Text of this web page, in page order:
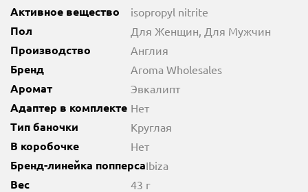
Активное вещество isopropyl nitrite
Пол Для Женщин, Для Мужчин
Производство Англия
Бренд Aroma Wholesales
Аромат Эвкалипт
Адаптер в комплекте Нет
Тип баночки Круглая
В коробочке Нет
Бренд-линейка попперсаIbiza
Вес 43 г